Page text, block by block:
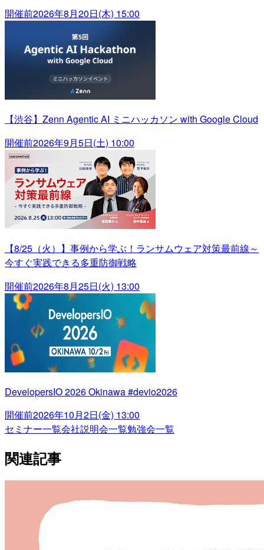
開催前2026年8月20日(木) 15:00
【渋谷】Zenn Agentic AI ミニハッカソン with Google Cloud
開催前2026年9月5日(土) 10:00
【8/25（火）】事例から学ぶ！ランサムウェア対策最前線～
今すぐ実践できる多重防御戦略
開催前2026年8月25日(火) 13:00
DevelopersIO 2026 Okinawa #devio2026
開催前2026年10月2日(金) 13:00
セミナー一覧会社説明会一覧勉強会一覧
関連記事